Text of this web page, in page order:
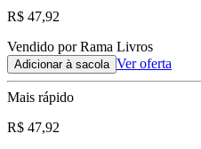
R$ 47,92
Vendido por Rama Livros
Adicionar à sacola Ver oferta
Mais rápido
R$ 47,92